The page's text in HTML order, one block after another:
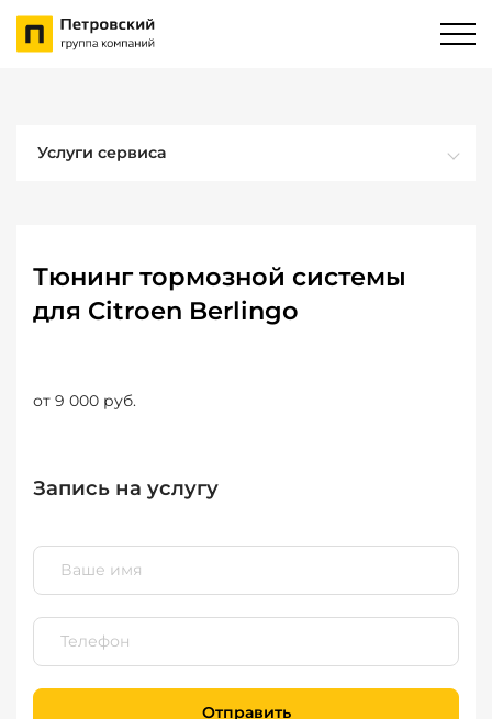
Услуги сервиса
Тюнинг тормозной системы
для Citroen Berlingo
от 9 000 руб.
Запись на услугу
Отправить